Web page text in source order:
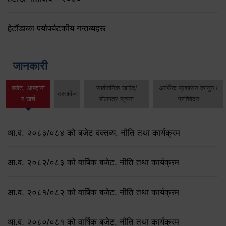
हेटौंडाका पर्यापर्यटकीय गन्तव्यहरू
जानकारी
बजेट, आम्दानी
र खर्च
दस्तावेज
सार्वजनिक खरिद/
बोलपत्र सूचना
आर्थिक प्रशासन कानुन /
प्रतिवेदन
आ.व. २०८३/०८४ को बजेट वक्तव्य, नीति तथा कार्यक्रम
आ.व. २०८२/०८३ को वार्षिक बजेट, नीति तथा कार्यक्रम
आ.व. २०८१/०८२ को वार्षिक बजेट, नीति तथा कार्यक्रम
आ.व. २०८०/०८१ को वार्षिक बजेट, नीति तथा कार्यक्रम